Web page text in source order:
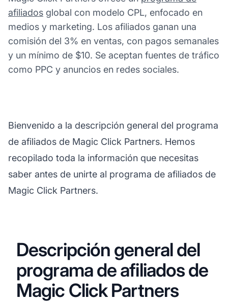
afiliados global con modelo CPL, enfocado en
medios y marketing. Los afiliados ganan una
comisión del 3% en ventas, con pagos semanales
y un mínimo de $10. Se aceptan fuentes de tráfico
como PPC y anuncios en redes sociales.
Bienvenido a la descripción general del programa
de afiliados de Magic Click Partners. Hemos
recopilado toda la información que necesitas
saber antes de unirte al programa de afiliados de
Magic Click Partners.
Descripción general del
programa de afiliados de
Magic Click Partners